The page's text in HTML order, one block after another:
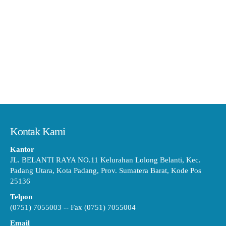
Kontak Kami
Kantor
JL. BELANTI RAYA NO.11 Kelurahan Lolong Belanti, Kec.
Padang Utara, Kota Padang, Prov. Sumatera Barat, Kode Pos
25136
Telpon
(0751) 7055003 -- Fax (0751) 7055004
Email